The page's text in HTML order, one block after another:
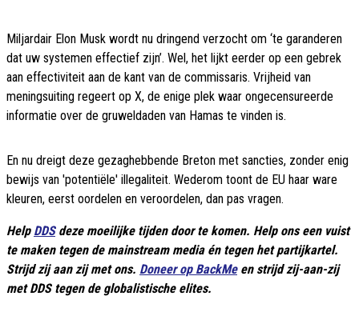
Miljardair Elon Musk wordt nu dringend verzocht om ‘te garanderen
dat uw systemen effectief zijn’. Wel, het lijkt eerder op een gebrek
aan effectiviteit aan de kant van de commissaris. Vrijheid van
meningsuiting regeert op X, de enige plek waar ongecensureerde
informatie over de gruweldaden van Hamas te vinden is.
En nu dreigt deze gezaghebbende Breton met sancties, zonder enig
bewijs van 'potentiële' illegaliteit. Wederom toont de EU haar ware
kleuren, eerst oordelen en veroordelen, dan pas vragen.
Help DDSdeze moeilijke tijden door te komen. Help ons een vuist
te maken tegen de mainstream media én tegen het partijkartel.
Strijd zij aan zij met ons. Doneer op BackMeen strijd zij-aan-zij
met DDS tegen de globalistische elites.